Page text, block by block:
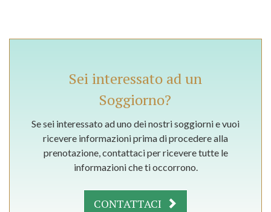
Sei interessato ad un
Soggiorno?
Se sei interessato ad uno dei nostri soggiorni e vuoi
ricevere informazioni prima di procedere alla
prenotazione, contattaci per ricevere tutte le
informazioni che ti occorrono.
CONTATTACI